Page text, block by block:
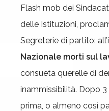
Flash mob dei
delle Istituzioni,
Segreterie di partito:
Nazionale morti sul
consueta querelle di
inammissibilità. Dopo
prima, o almeno così